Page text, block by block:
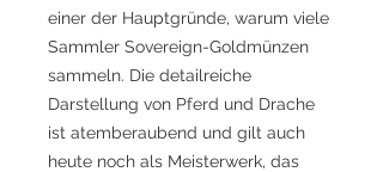
einer der Hauptgründe, warum viele
Sammler Sovereign-Goldmünzen
sammeln. Die detailreiche
Darstellung von Pferd und Drache
ist atemberaubend und gilt auch
heute noch als Meisterwerk, das